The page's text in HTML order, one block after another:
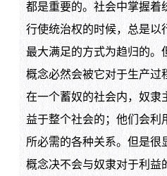
都是重要的。社会中掌握着
行使统治权的时候，总是以
最大满足的方式为趋归的。
概念必然会被它对于生产过
在一个蓄奴的社会内，奴隶
益于整个社会的；他们会利
所必需的各种关系。但是很
概念决不会与奴隶对于利益